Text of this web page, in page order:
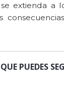
extienda a
PUEDES